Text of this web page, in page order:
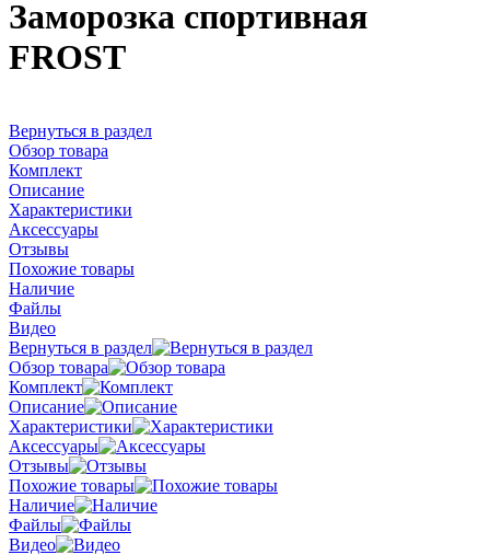
Заморозка спортивная
FROST
Вернуться в раздел
Обзор товара
Комплект
Описание
Характеристики
Аксессуары
Отзывы
Похожие товары
Наличие
Файлы
Видео
Вернуться в раздел
Обзор товара
Комплект
Описание
Характеристики
Аксессуары
Отзывы
Похожие товары
Наличие
Файлы
Видео